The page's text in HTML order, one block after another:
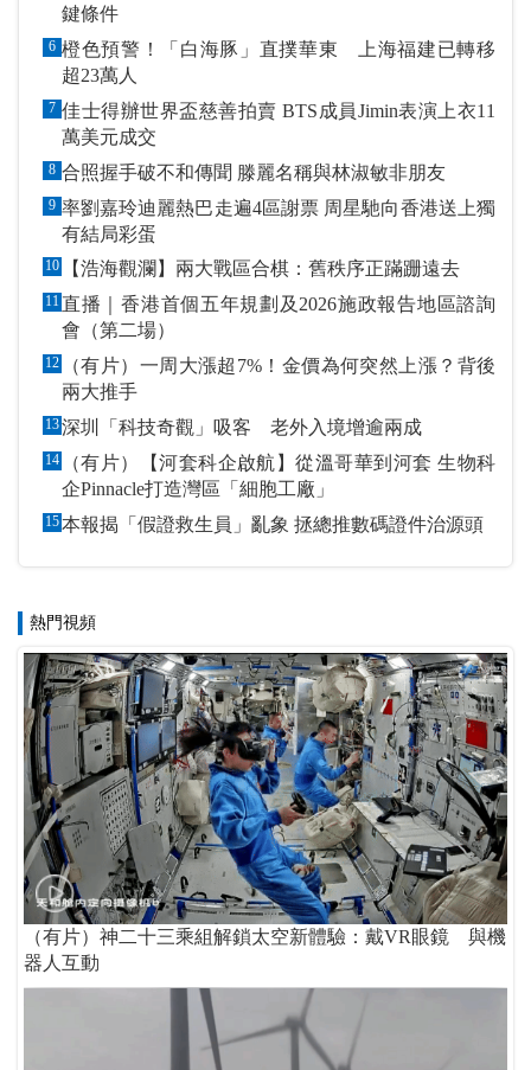
鍵條件
6 橙色預警！「白海豚」直撲華東 上海福建已轉移
超23萬人
7 佳士得辦世界盃慈善拍賣 BTS成員Jimin表演上衣11
萬美元成交
8 合照握手破不和傳聞 滕麗名稱與林淑敏非朋友
9 率劉嘉玲迪麗熱巴走遍4區謝票 周星馳向香港送上獨
有結局彩蛋
10 【浩海觀瀾】兩大戰區合棋：舊秩序正蹣跚遠去
11直播｜香港首個五年規劃及2026施政報告地區諮詢
會（第二場）
12
（有片）一周大漲超7%！金價為何突然上漲？背後
兩大推手
13深圳「科技奇觀」吸客 老外入境增逾兩成
14
（有片）【河套科企啟航】從溫哥華到河套 生物科
企Pinnacle打造灣區「細胞工廠」
15 本報揭「假證救生員」亂象 拯總推數碼證件治源頭
熱門視頻
（有片）神二十三乘組解鎖太空新體驗：戴VR眼鏡 與機
器人互動